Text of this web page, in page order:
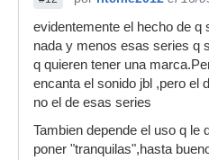
evidentemente el hecho de q
nada y menos esas series q
q quieren tener una
encanta el sonido jbl ,pero el
no el de esas series
Tambien depende el uso q le
poner "tranquilas",hasta